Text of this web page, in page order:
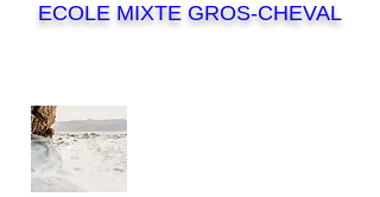
ECOLE MIXTE GROS-CHEVAL